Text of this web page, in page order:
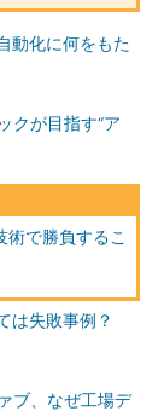
動化に何をもた
クが目指す“ア
術で勝負するこ
は失敗事例？
ブ、なぜ工場デ